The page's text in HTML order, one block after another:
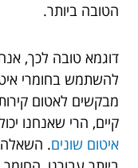
הטובה ביותר.
דוגמא טובה לכך,
להשתמש בחומרי
מבקשים לאטום
קיים, הרי שאנחנו
איטום שונים. השאלה